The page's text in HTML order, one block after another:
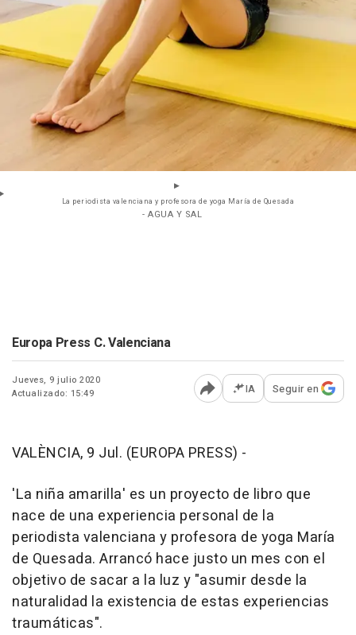
La periodista valenciana y profesora de yoga María de Quesada
- AGUA Y SAL
Europa Press C. Valenciana
Jueves, 9 julio 2020
Actualizado: 15:49
Abrir opciones para
IA Seguir en
VALÈNCIA, 9 Jul. (EUROPA PRESS) -
'La niña amarilla' es un proyecto de libro que
nace de una experiencia personal de la
periodista valenciana y profesora de yoga María
de Quesada. Arrancó hace justo un mes con el
objetivo de sacar a la luz y "asumir desde la
naturalidad la existencia de estas experiencias
traumáticas".